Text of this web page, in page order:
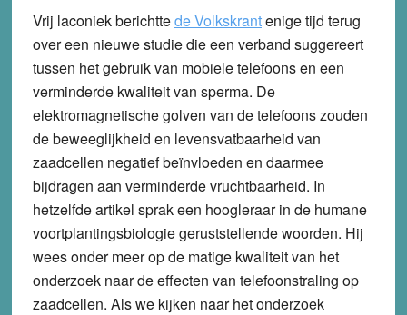
Vrij laconiek berichttede Volkskrantenige tijd terug
over een nieuwe studie die een verband suggereert
tussen het gebruik van mobiele telefoons en een
verminderde kwaliteit van sperma. De
elektromagnetische golven van de telefoons zouden
de beweeglijkheid en levensvatbaarheid van
zaadcellen negatief beïnvloeden en daarmee
bijdragen aan verminderde vruchtbaarheid. In
hetzelfde artikel sprak een hoogleraar in de humane
voortplantingsbiologie geruststellende woorden. Hij
wees onder meer op de matige kwaliteit van het
onderzoek naar de effecten van telefoonstraling op
zaadcellen. Als we kijken naar het onderzoek